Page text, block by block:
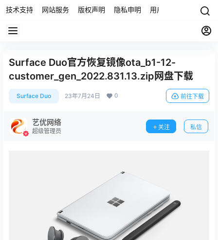
技术支持 网站服务 版权声明 隐私申明 用户协议 联系我们
Surface Duo官方恢复镜像ota_b1-12-
customer_gen_2022.831.13.zip网盘下载
Surface Duo 23年7月24日 0 前往下载
艺优网络
超级管理员
关注 私信